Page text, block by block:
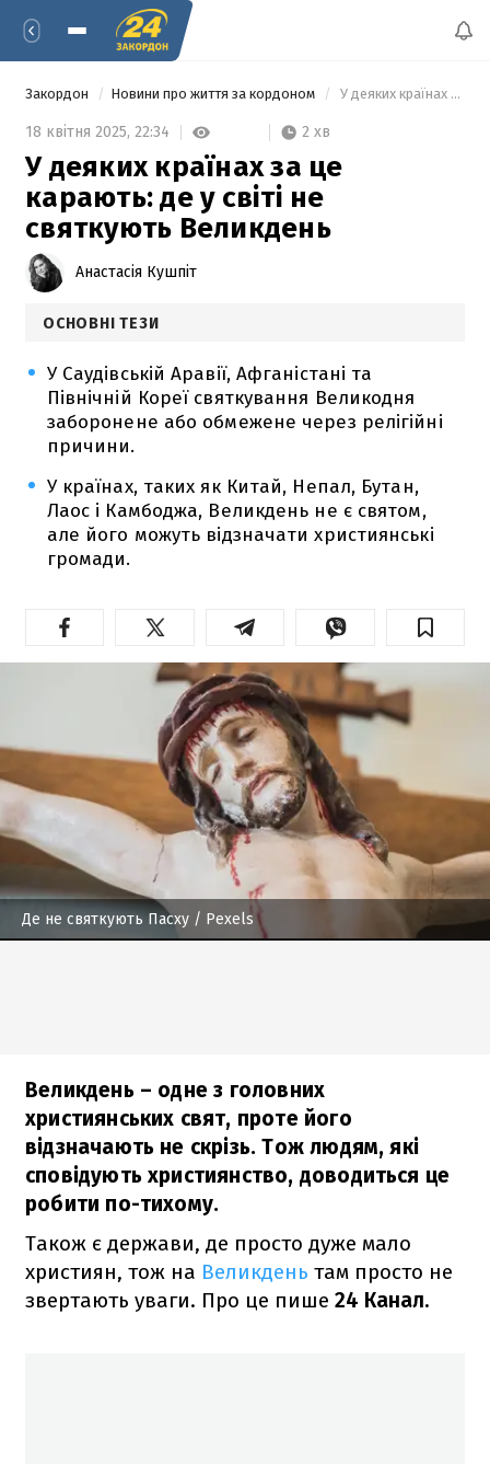
Закордон Новини про життя за кордоном У деяких країнах за це карають: де у світі не святкують Великдень
18 квітня 2025, 22:34 2 хв
У деяких країнах за це
карають: де у світі не
святкують Великдень
Анастасія Кушпіт
ОСНОВНІ ТЕЗИ
У Саудівській Аравії, Афганістані та
Північній Кореї святкування Великодня
заборонене або обмежене через релігійні
причини.
У країнах, таких як Китай, Непал, Бутан,
Лаос і Камбоджа, Великдень не є святом,
але його можуть відзначати християнські
громади.
Де не святкують Пасху / Pexels
Великдень – одне з головних
християнських свят, проте його
відзначають не скрізь. Тож людям, які
сповідують християнство, доводиться це
робити по-тихому.
Також є держави, де просто дуже мало
християн, тож на Великдень там просто не
звертають уваги. Про це пише 24 Канал.